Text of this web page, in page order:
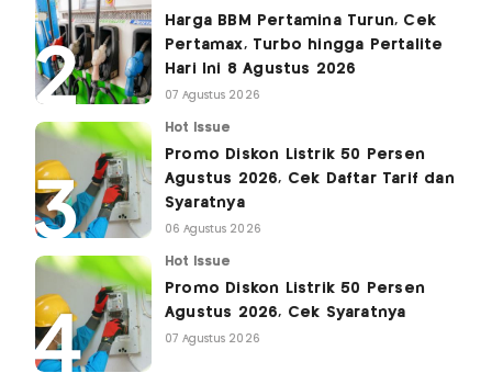
Harga BBM Pertamina Turun, Cek
Pertamax, Turbo hingga Pertalite
Hari Ini 8 Agustus 2026
07 Agustus 2026
Hot Issue
Promo Diskon Listrik 50 Persen
Agustus 2026, Cek Daftar Tarif dan
Syaratnya
06 Agustus 2026
Hot Issue
Promo Diskon Listrik 50 Persen
Agustus 2026, Cek Syaratnya
07 Agustus 2026